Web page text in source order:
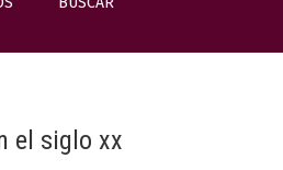
el siglo xx